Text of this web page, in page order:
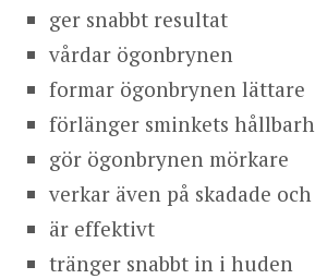
ger snabbt resultat
vårdar ögonbrynen
formar ögonbrynen lättare
förlänger sminkets
gör ögonbrynen mörkare
verkar även på skadade
är effektivt
tränger snabbt in i huden